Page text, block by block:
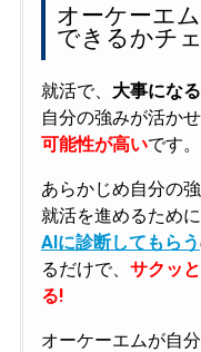
オーケーエ
できるかチ
就活で、 大事にな
自分の強みが活か
可能性が高いです。
あらかじめ自分の
就活を進めるため
AIに診断してもらう
るだけで、 サクッ
る!
オーケーエムが自